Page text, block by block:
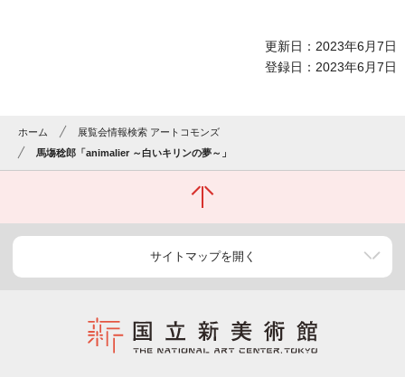
更新日：2023年6月7日
登録日：2023年6月7日
ホーム
展覧会情報検索 アートコモンズ
馬塲稔郎「animalier ～白いキリンの夢～」
サイトマップを開く